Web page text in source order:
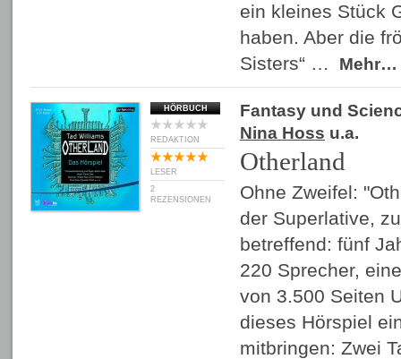
ein kleines Stück
haben. Aber die
Sisters“ …
Mehr…
HÖRBUCH
REDAKTION
LESER
2
REZENSIONEN
Fantasy und
Nina Hoss u.a.
Otherland
Ohne Zweifel:
der Superlative,
betreffend: fünf
220 Sprecher,
von 3.500 Seiten
dieses Hörspiel
mitbringen: Zwei